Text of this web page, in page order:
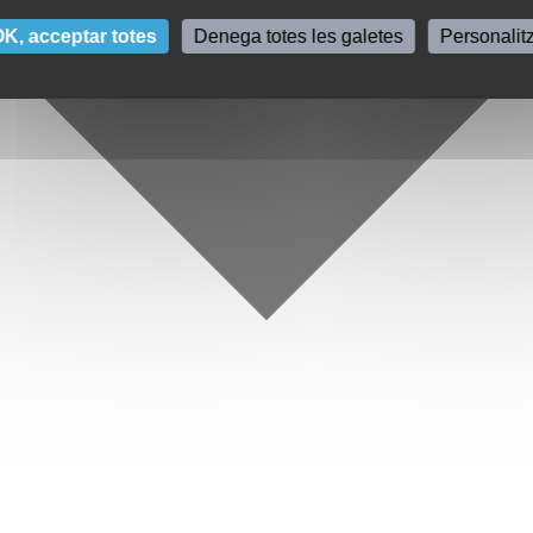
acceptar totes Denega totes les galetes